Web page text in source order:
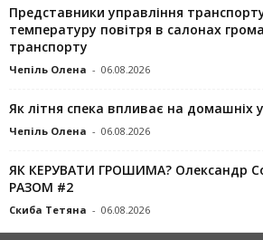
Представники управління
температуру повітря в салонах
транспорту
Чепіль Олена - 06.08.2026
Як літня спека впливає на домашніх
Чепіль Олена - 06.08.2026
ЯК КЕРУВАТИ ГРОШИМА? Олександр
РАЗОМ #2
Скиба Тетяна - 06.08.2026